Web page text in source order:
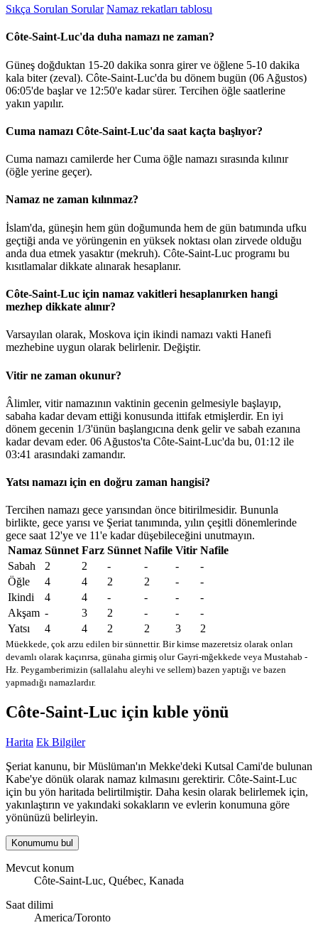
Sıkça Sorulan Sorular Namaz rekatları tablosu
Côte-Saint-Luc'da duha namazı ne zaman?
Güneş doğduktan 15-20 dakika sonra girer ve öğlene 5-10 dakika
kala biter (zeval). Côte-Saint-Luc'da bu dönem bugün (06 Ağustos)
06:05'de başlar ve 12:50'e kadar sürer. Tercihen öğle saatlerine
yakın yapılır.
Cuma namazı Côte-Saint-Luc'da saat kaçta başlıyor?
Cuma namazı camilerde her Cuma öğle namazı sırasında kılınır
(öğle yerine geçer).
Namaz ne zaman kılınmaz?
İslam'da, güneşin hem gün doğumunda hem de gün batımında ufku
geçtiği anda ve yörüngenin en yüksek noktası olan zirvede olduğu
anda dua etmek yasaktır (mekruh). Côte-Saint-Luc programı bu
kısıtlamalar dikkate alınarak hesaplanır.
Côte-Saint-Luc için namaz vakitleri hesaplanırken hangi
mezhep dikkate alınır?
Varsayılan olarak, Moskova için ikindi namazı vakti Hanefi
mezhebine uygun olarak belirlenir. Değiştir.
Vitir ne zaman okunur?
Âlimler, vitir namazının vaktinin gecenin gelmesiyle başlayıp,
sabaha kadar devam ettiği konusunda ittifak etmişlerdir. En iyi
dönem gecenin 1/3'ünün başlangıcına denk gelir ve sabah ezanına
kadar devam eder. 06 Ağustos'ta Côte-Saint-Luc'da bu, 01:12 ile
03:41 arasındaki zamandır.
Yatsı namazı için en doğru zaman hangisi?
Tercihen namazı gece yarısından önce bitirilmesidir. Bununla
birlikte, gece yarısı ve Şeriat tanımında, yılın çeşitli dönemlerinde
gece saat 12'ye ve 11'e kadar düşebileceğini unutmayın.
Namaz Sünnet Farz Sünnet Nafile Vitir Nafile
Sabah
2 2 - - -
-
Öğle
4 4 2 2 -
-
Ikindi
4 4 - - -
-
Akşam - 3 2 - -
-
Yatsı
4 4 2 2 3 2
Müekkede, çok arzu edilen bir sünnettir. Bir kimse mazeretsiz olarak onları
devamlı olarak kaçırırsa, günaha girmiş olur Gayri-mğekkede veya Mustahab -
Hz. Peygamberimizin (sallalahu aleyhi ve sellem) bazen yaptığı ve bazen
yapmadığı namazlardır.
Côte-Saint-Luc için kıble yönü
Harita Ek Bilgiler
Şeriat kanunu, bir Müslüman'ın Mekke'deki Kutsal Cami'de bulunan
Kabe'ye dönük olarak namaz kılmasını gerektirir. Côte-Saint-Luc
için bu yön haritada belirtilmiştir. Daha kesin olarak belirlemek için,
yakınlaştırın ve yakındaki sokakların ve evlerin konumuna göre
yönünüzü belirleyin.
Konumumu bul
Mevcut konum
Côte-Saint-Luc, Québec, Kanada
Saat dilimi
America/Toronto